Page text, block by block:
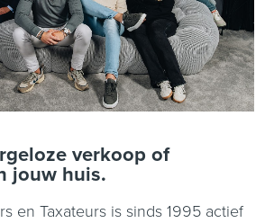
verkoop of
jouw huis.
en Taxateurs is sinds 1995 actief